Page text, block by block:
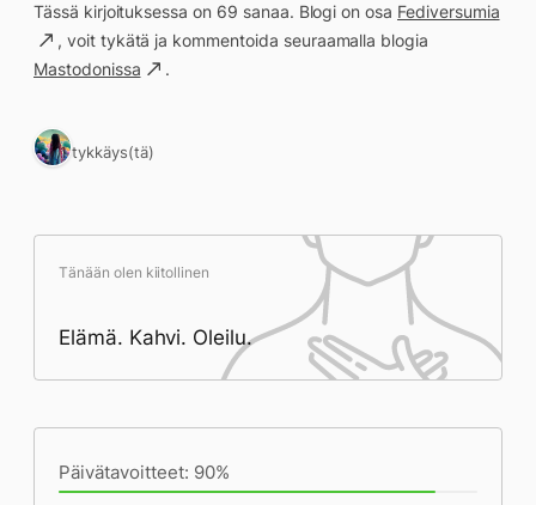
Tässä kirjoituksessa on 69 sanaa. Blogi on osa Fediversumia
, voit tykätä ja kommentoida seuraamalla blogia
Mastodonissa
.
1 tykkäys(tä)
Tänään olen kiitollinen
Elämä. Kahvi. Oleilu.
Päivätavoitteet: 90%